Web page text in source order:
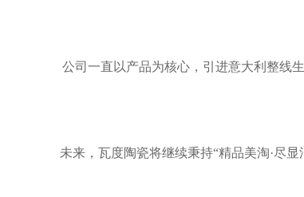
公司一直以产品为核心，引进意大利整线
未来，瓦度陶瓷将继续秉持“精品美淘·尽